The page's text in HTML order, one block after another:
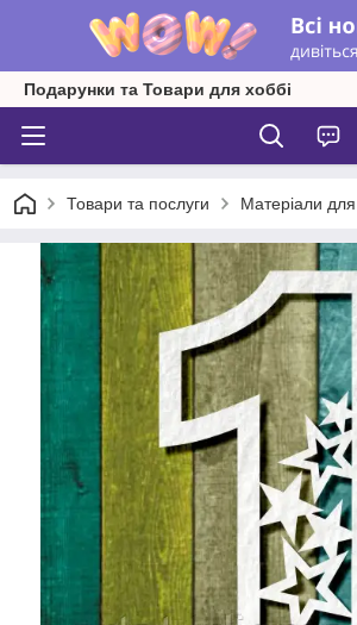
Подарунки та Товари для хоббі
Товари та послуги Матеріали для